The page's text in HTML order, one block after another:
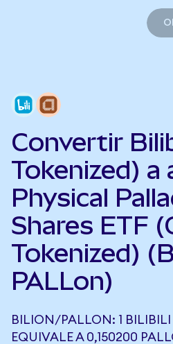
Convertir
Tokenized) a
Physical
Shares ETF
Tokenized)
PALLon)
BILION/PALLON: 1
EQUIVALE A 0,150200